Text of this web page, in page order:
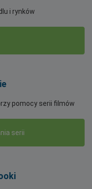
i rynków
pomocy serii filmów
serii